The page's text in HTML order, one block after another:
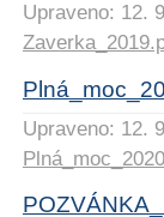
Upraveno: 12.
Upraveno: 12.